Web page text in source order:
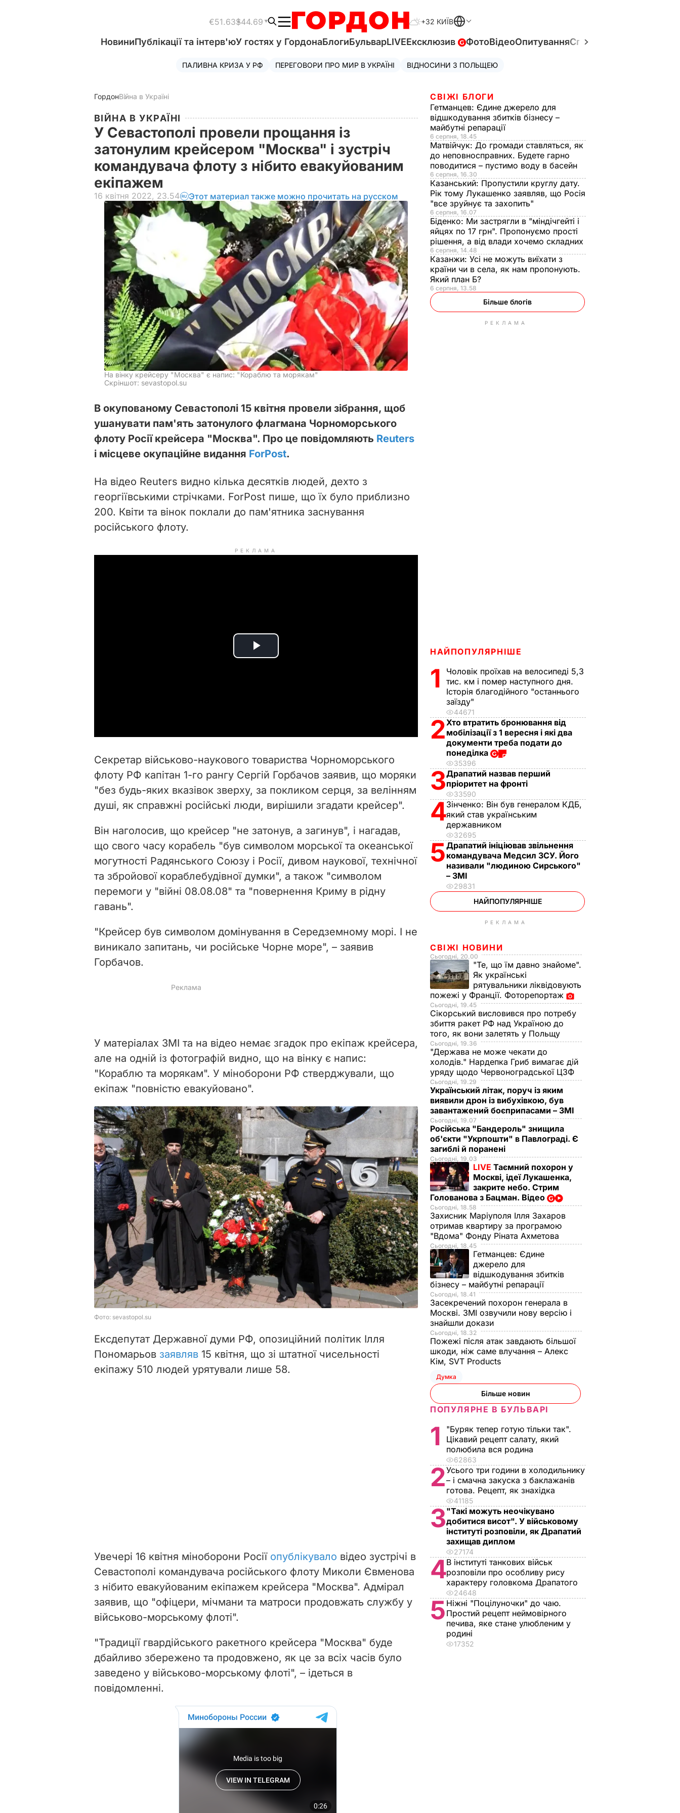
€51.63$44.69 +32 КИЇВ
НовиниПублікації та інтерв'юУ гостях у ГордонаБлогиБульварLIVEЕксклюзив ФотоВідеоОпитуванняСпецпроєкти
ПАЛИВНА КРИЗА У РФ ПЕРЕГОВОРИ ПРО МИР В УКРАЇНІ ВІДНОСИНИ З ПОЛЬЩЕЮ
ГордонВійна в Україні
ВІЙНА В УКРАЇНІ
У Севастополі провели прощання із
затонулим крейсером "Москва" і зустріч
командувача флоту з нібито евакуйованим
екіпажем
16 квітня 2022, 23.54 Этот материал также можно прочитать на русском
На вінку крейсеру "Москва" є напис: "Кораблю та морякам"
Скріншот: sevastopol.su
В окупованому Севастополі 15 квітня провели зібрання, щоб
ушанувати пам'ять затонулого флагмана Чорноморського
флоту Росії крейсера "Москва". Про це повідомляють Reuters
і місцеве окупаційне видання ForPost.
На відео Reuters видно кілька десятків людей, дехто з
георгіївськими стрічками. ForPost пише, що їх було приблизно
200. Квіти та вінок поклали до пам'ятника заснування
російського флоту.
РЕКЛАМА
P
i
d
e
o
Секретар військово-наукового товариства Чорноморського
флоту РФ капітан 1-го рангу Сергій Горбачов заявив, що моряки
"без будь-яких вказівок зверху, за покликом серця, за велінням
душі, як справжні російські люди, вирішили згадати крейсер".
Він наголосив, що крейсер "не затонув, а загинув", і нагадав,
що свого часу корабель "був символом морської та океанської
могутності Радянського Союзу і Росії, дивом наукової, технічної
та збройової кораблебудівної думки", а також "символом
перемоги у "війні 08.08.08" та "повернення Криму в рідну
гавань".
"Крейсер був символом домінування в Середземному морі. І не
виникало запитань, чи російське Чорне море", – заявив
Горбачов.
У матеріалах ЗМІ та на відео немає згадок про екіпаж крейсера,
але на одній із фотографій видно, що на вінку є напис:
"Кораблю та морякам". У міноборони РФ стверджували, що
екіпаж "повністю евакуйовано".
Ексдепутат Державної думи РФ, опозиційний політик Ілля
Пономарьов заявляв 15 квітня, що зі штатної чисельності
екіпажу 510 людей урятували лише 58.
Увечері 16 квітня міноборони Росії опублікувало відео зустрічі в
Севастополі командувача російського флоту Миколи Євменова
з нібито евакуйованим екіпажем крейсера "Москва". Адмірал
заявив, що "офіцери, мічмани та матроси продовжать службу у
військово-морському флоті".
"Традиції гвардійського ракетного крейсера "Москва" буде
дбайливо збережено та продовжено, як це за всіх часів було
заведено у військово-морському флоті", – ідеться в
повідомленні.
СВІЖІ БЛОГИ
Гетманцев: Єдине джерело для
відшкодування збитків бізнесу –
майбутні репарації
6 серпня, 18.45
Матвійчук: До громади ставляться, як
до неповносправних. Будете гарно
поводитися – пустимо воду в басейн
6 серпня, 16.30
Казанський: Пропустили круглу дату.
Рік тому Лукашенко заявляв, що Росія
"все зруйнує та захопить"
6 серпня, 16.07
Біденко: Ми застрягли в "міндічгейті і
яйцях по 17 грн". Пропонуємо прості
рішення, а від влади хочемо складних
6 серпня, 14.48
Казанжи: Усі не можуть виїхати з
країни чи в села, як нам пропонують.
Який план Б?
6 серпня, 13.58
Більше блогів
РЕКЛАМА
НАЙПОПУЛЯРНІШЕ
1
Чоловік проїхав на велосипеді 5,3
тис. км і помер наступного дня.
Історія благодійного "останнього
заїзду"
44671
2Хто втратить бронювання від
мобілізації з 1 вересня і які два
документи треба подати до
понеділка
35396
3Драпатий назвав перший
пріоритет на фронті
33590
4Зінченко: Він був генералом КДБ,
який став українським
державником
32695
5Драпатий ініціював звільнення
командувача Медсил ЗСУ. Його
називали "людиною Сирського"
– ЗМІ
29831
НАЙПОПУЛЯРНІШЕ
РЕКЛАМА
СВІЖІ НОВИНИ
Сьогодні, 20.00
"Те, що їм давно знайоме".
Як українські
рятувальники ліквідовують
пожежі у Франції. Фоторепортаж
Сьогодні, 19.45
Сікорський висловився про потребу
збиття ракет РФ над Україною до
того, як вони залетять у Польщу
Сьогодні, 19.36
"Держава не може чекати до
холодів." Нардепка Гриб вимагає дій
уряду щодо Червоноградської ЦЗФ
Сьогодні, 19.29
Український літак, поруч із яким
виявили дрон із вибухівкою, був
завантажений боєприпасами – ЗМІ
Сьогодні, 19.07
Російська "Бандероль" знищила
об'єкти "Укрпошти" в Павлограді. Є
загиблі й поранені
Сьогодні, 19.03
LIVE Таємний похорон у
Москві, ідеї Лукашенка,
закрите небо. Стрим
Голованова з Бацман. Відео
Сьогодні, 18.58
Захисник Маріуполя Ілля Захаров
отримав квартиру за програмою
"Вдома" Фонду Ріната Ахметова
Сьогодні, 18.45
Гетманцев: Єдине
джерело для
відшкодування збитків
бізнесу – майбутні репарації
Сьогодні, 18.41
Засекречений похорон генерала в
Москві. ЗМІ озвучили нову версію і
знайшли докази
Сьогодні, 18.32
Пожежі після атак завдають більшої
шкоди, ніж саме влучання – Алекс
Кім, SVT Products
Думка
Більше новин
ПОПУЛЯРНЕ В БУЛЬВАРІ
1
"Буряк тепер готую тільки так".
Цікавий рецепт салату, який
полюбила вся родина
62863
2Усього три години в холодильнику
– і смачна закуска з баклажанів
готова. Рецепт, як знахідка
41185
3"Такі можуть неочікувано
добитися висот". У військовому
інституті розповіли, як Драпатий
захищав диплом
27174
4В інституті танкових військ
розповіли про особливу рису
характеру головкома Драпатого
24648
5 Ніжні "Поцілуночки" до чаю.
Простий рецепт неймовірного
печива, яке стане улюбленим у
родині
17352